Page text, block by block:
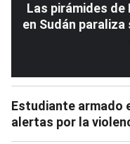
Las pirámides
en Sudán
Estudiante armado
alertas por la